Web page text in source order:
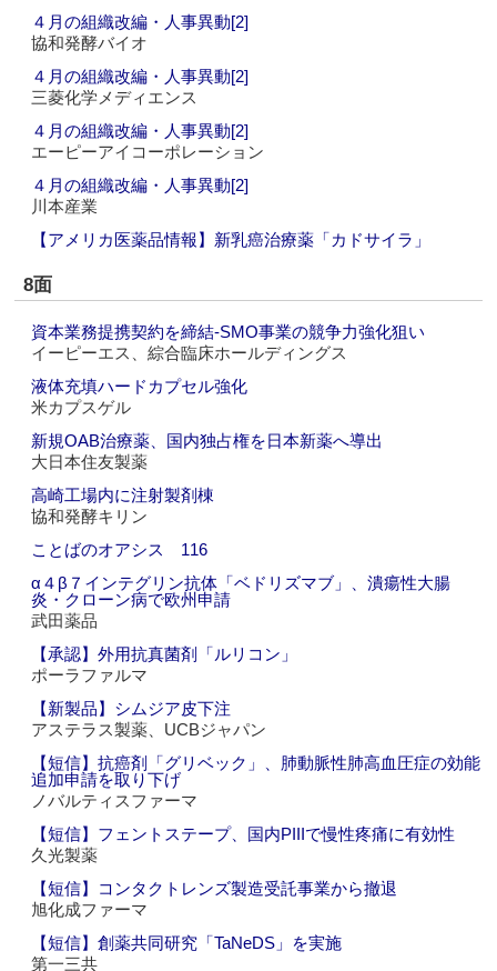
４月の組織改編・人事異動[2]
協和発酵バイオ
４月の組織改編・人事異動[2]
三菱化学メディエンス
４月の組織改編・人事異動[2]
エーピーアイコーポレーション
４月の組織改編・人事異動[2]
川本産業
【アメリカ医薬品情報】新乳癌治療薬「カドサイラ」
8面
資本業務提携契約を締結‐SMO事業の競争力強化狙い
イーピーエス、綜合臨床ホールディングス
液体充填ハードカプセル強化
米カプスゲル
新規OAB治療薬、国内独占権を日本新薬へ導出
大日本住友製薬
高崎工場内に注射製剤棟
協和発酵キリン
ことばのオアシス 116
α４β７インテグリン抗体「ベドリズマブ」、潰瘍性大腸
炎・クローン病で欧州申請
武田薬品
【承認】外用抗真菌剤「ルリコン」
ポーラファルマ
【新製品】シムジア皮下注
アステラス製薬、UCBジャパン
【短信】抗癌剤「グリベック」、肺動脈性肺高血圧症の効能
追加申請を取り下げ
ノバルティスファーマ
【短信】フェントステープ、国内PIIIで慢性疼痛に有効性
久光製薬
【短信】コンタクトレンズ製造受託事業から撤退
旭化成ファーマ
【短信】創薬共同研究「TaNeDS」を実施
第一三共